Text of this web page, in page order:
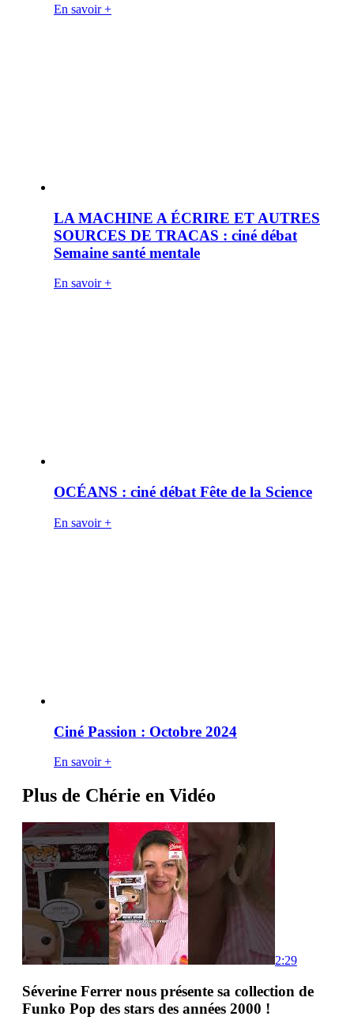
En savoir +
LA MACHINE A ÉCRIRE ET AUTRES
SOURCES DE TRACAS : ciné débat
Semaine santé mentale
En savoir +
OCÉANS : ciné débat Fête de la Science
En savoir +
Ciné Passion : Octobre 2024
En savoir +
Plus de Chérie en Vidéo
2:29
Séverine Ferrer nous présente sa collection de
Funko Pop des stars des années 2000 !